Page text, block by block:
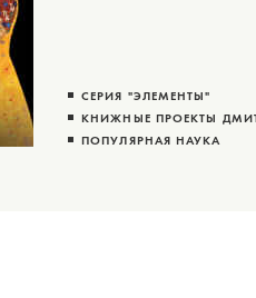
СЕРИЯ "ЭЛЕМЕНТЫ"
КНИЖНЫЕ ПРОЕКТЫ
ПОПУЛЯРНАЯ НАУКА